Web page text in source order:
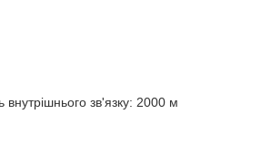
внутрішнього зв'язку: 2000 м